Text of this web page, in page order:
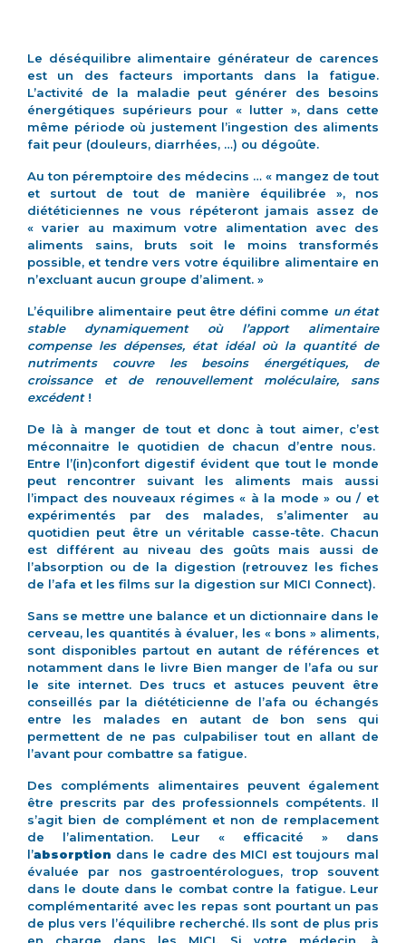
Le déséquilibre alimentaire générateur de carences
est un des facteurs importants dans la fatigue.
L’activité de la maladie peut générer des besoins
énergétiques supérieurs pour « lutter », dans cette
même période où justement l’ingestion des aliments
fait peur (douleurs, diarrhées, …) ou dégoûte.
Au ton péremptoire des médecins … « mangez de tout
et surtout de tout de manière équilibrée », nos
diététiciennes ne vous répéteront jamais assez de
« varier au maximum votre alimentation avec des
aliments sains, bruts soit le moins transformés
possible, et tendre vers votre équilibre alimentaire en
n’excluant aucun groupe d’aliment. »
L’équilibre alimentaire peut être défini comme un état
stable dynamiquement où l’apport alimentaire
compense les dépenses, état idéal où la quantité de
nutriments couvre les besoins énergétiques, de
croissance et de renouvellement moléculaire, sans
excédent!
De là à manger de tout et donc à tout aimer, c’est
méconnaitre le quotidien de chacun d’entre nous.
Entre l’(in)confort digestif évident que tout le monde
peut rencontrer suivant les aliments mais aussi
l’impact des nouveaux régimes « à la mode » ou / et
expérimentés par des malades, s’alimenter au
quotidien peut être un véritable casse-tête. Chacun
est différent au niveau des goûts mais aussi de
l’absorption ou de la digestion (retrouvez les fiches
de l’afa et les films sur la digestion sur MICI Connect).
Sans se mettre une balance et un dictionnaire dans le
cerveau, les quantités à évaluer, les « bons » aliments,
sont disponibles partout en autant de références et
notamment dans le livre Bien manger de l’afa ou sur
le site internet. Des trucs et astuces peuvent être
conseillés par la diététicienne de l’afa ou échangés
entre les malades en autant de bon sens qui
permettent de ne pas culpabiliser tout en allant de
l’avant pour combattre sa fatigue.
Des compléments alimentaires peuvent également
être prescrits par des professionnels compétents. Il
s’agit bien de complément et non de remplacement
de l’alimentation. Leur « efficacité » dans
l’absorption dans le cadre des MICI est toujours mal
évaluée par nos gastroentérologues, trop souvent
dans le doute dans le combat contre la fatigue. Leur
complémentarité avec les repas sont pourtant un pas
de plus vers l’équilibre recherché. Ils sont de plus pris
en charge dans les MICI. Si votre médecin, à